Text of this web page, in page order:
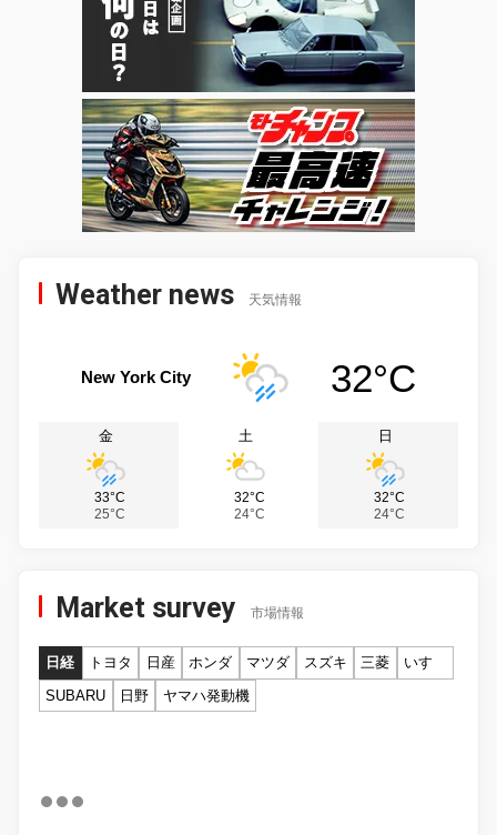
Weather news 天気情報
New York City 32°C
金
33°C
25°C
土
32°C
24°C
日
32°C
24°C
Market survey 市場情報
日経 トヨタ 日産 ホンダ マツダ スズキ 三菱
いすゞ
SUBARU
日野 ヤマハ発動機